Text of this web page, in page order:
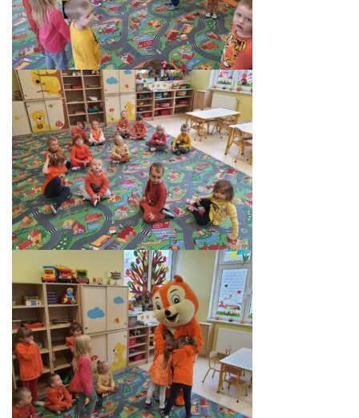
BIP
E-DZIENNIK
LOGOWANIE
REJESTRACJA KONTA
KONTAKT